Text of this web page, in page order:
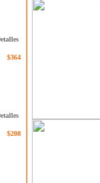
$364
$208